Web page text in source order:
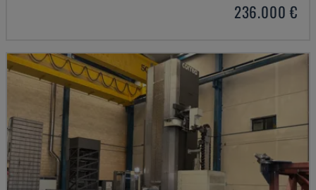
236.000 €